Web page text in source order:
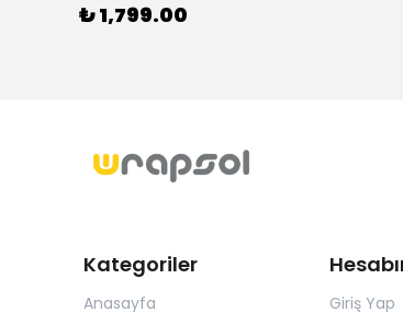
₺ 1,799.00
Kategoriler
Anasayfa Giriş Yap